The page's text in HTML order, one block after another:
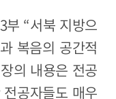
부 “서북 지방으
복음의 공간적
의 내용은 전공
공자들도 매우